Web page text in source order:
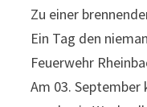
Zu einer
Ein Tag den
Feuerwehr
Am 03. September